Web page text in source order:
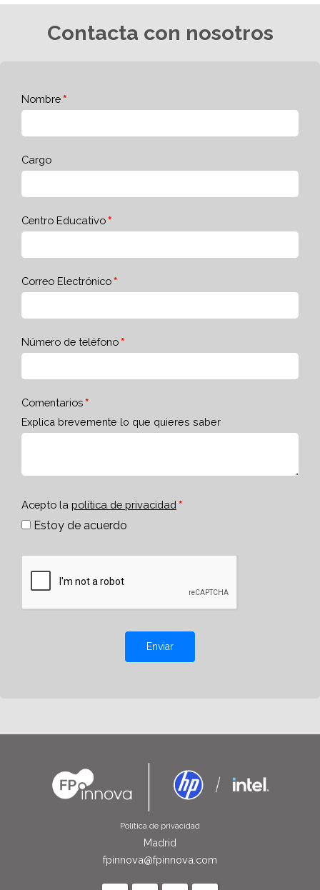
Contacta con nosotros
Nombre
Cargo
Centro Educativo
Correo Electrónico
Número de teléfono
Comentarios
Explica brevemente lo que quieres saber
Acepto la política de privacidad
Estoy de acuerdo
Enviar
Política de privacidad
Madrid
fpinnova@fpinnova.com